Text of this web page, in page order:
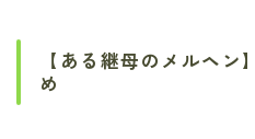
【ある継母のメルヘン
め